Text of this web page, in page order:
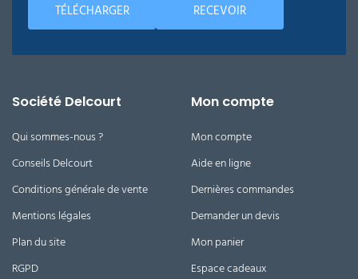
TÉLÉCHARGER RECEVOIR
Société Delcourt
Qui sommes-nous ?
Conseils Delcourt
Conditions générale de vente
Mentions légales
Plan du site
RGPD
Mon compte
Mon compte
Aide en ligne
Dernières commandes
Demander un devis
Mon panier
Espace cadeaux